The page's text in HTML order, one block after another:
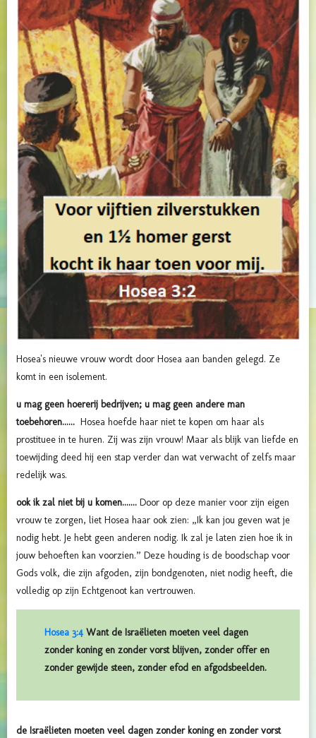
Hosea's nieuwe vrouw wordt door Hosea aan banden gelegd. Ze
komt in een isolement.
u mag geen hoererij bedrijven; u mag geen andere man
toebehoren...... Hosea hoefde haar niet te kopen om haar als
prostituee in te huren. Zij was zijn vrouw! Maar als blijk van liefde en
toewijding deed hij een stap verder dan wat verwacht of zelfs maar
redelijk was.
ook ik zal niet bij u komen....... Door op deze manier voor zijn eigen
vrouw te zorgen, liet Hosea haar ook zien: „Ik kan jou geven wat je
nodig hebt. Je hebt geen anderen nodig. Ik zal je laten zien hoe ik in
jouw behoeften kan voorzien.” Deze houding is de boodschap voor
Gods volk, die zijn afgoden, zijn bondgenoten, niet nodig heeft, die
volledig op zijn Echtgenoot kan vertrouwen.
Hosea 3:4 Want de Israëlieten moeten veel dagen
zonder koning en zonder vorst blijven, zonder offer en
zonder gewijde steen, zonder efod en afgodsbeelden.
de Israëlieten moeten veel dagen zonder koning en zonder vorst